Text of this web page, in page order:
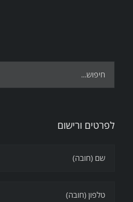
Search
for:
לפרטים ורישום